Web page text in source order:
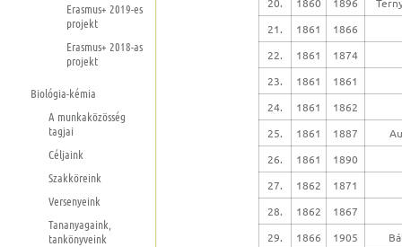
Erasmus+ 2019-es
projekt
Erasmus+ 2018-as
projekt
Biológia-kémia
A munkaközösség
tagjai
Céljaink
Szakköreink
Versenyeink
Tananyagaink,
tankönyveink
21.
1861
1866
22.
1861
1874
23.
1861
1861
24.
1861
1862
25.
1861 1887
26.
1861
1890
27.
1862
1871
28.
1862
1867
29.
1866 1905